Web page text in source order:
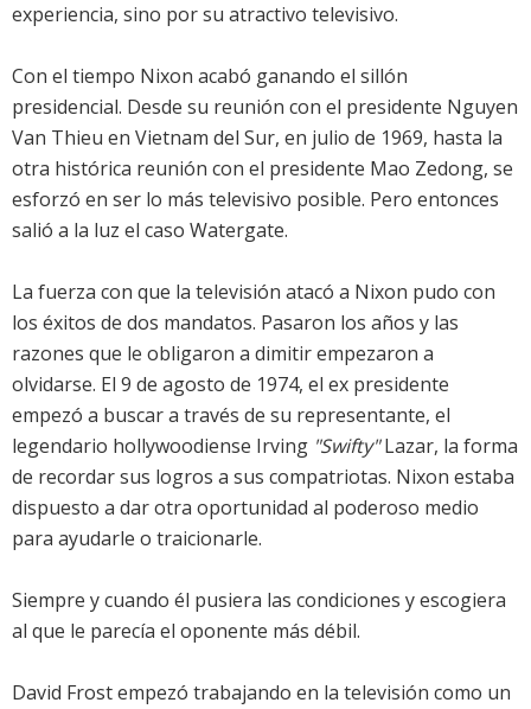
experiencia, sino por su atractivo televisivo.
Con el tiempo Nixon acabó ganando el sillón
presidencial. Desde su reunión con el presidente Nguyen
Van Thieu en Vietnam del Sur, en julio de 1969, hasta la
otra histórica reunión con el presidente Mao Zedong, se
esforzó en ser lo más televisivo posible. Pero entonces
salió a la luz el caso Watergate.
La fuerza con que la televisión atacó a Nixon pudo con
los éxitos de dos mandatos. Pasaron los años y las
razones que le obligaron a dimitir empezaron a
olvidarse. El 9 de agosto de 1974, el ex presidente
empezó a buscar a través de su representante, el
legendario hollywoodiense Irving "Swifty"Lazar, la forma
de recordar sus logros a sus compatriotas. Nixon estaba
dispuesto a dar otra oportunidad al poderoso medio
para ayudarle o traicionarle.
Siempre y cuando él pusiera las condiciones y escogiera
al que le parecía el oponente más débil.
David Frost empezó trabajando en la televisión como un